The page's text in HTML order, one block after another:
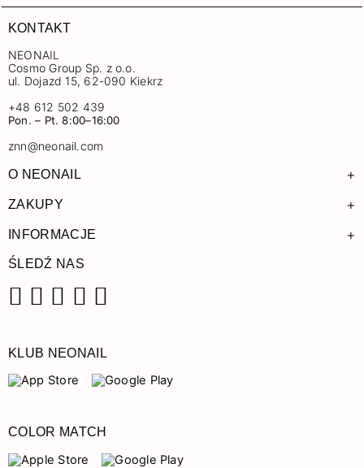
KONTAKT
NEONAIL
Cosmo Group Sp. z o.o.
ul. Dojazd 15, 62-090 Kiekrz
+48 612 502 439
Pon. – Pt. 8:00–16:00
znn@neonail.com
O NEONAIL +
ZAKUPY +
INFORMACJE +
ŚLEDŹ NAS
KLUB NEONAIL
COLOR MATCH